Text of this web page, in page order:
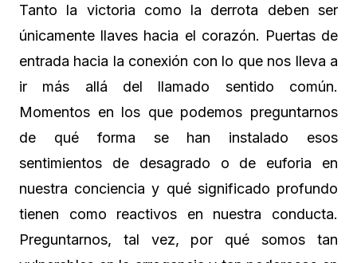
Tanto la victoria como la derrota deben ser
únicamente llaves hacia el corazón. Puertas de
entrada hacia la conexión con lo que nos lleva a
ir más allá del llamado sentido común.
Momentos en los que podemos preguntarnos
de qué forma se han instalado esos
sentimientos de desagrado o de euforia en
nuestra conciencia y qué significado profundo
tienen como reactivos en nuestra conducta.
Preguntarnos, tal vez, por qué somos tan